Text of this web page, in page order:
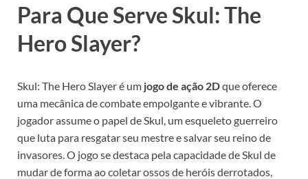
Para Que Serve Skul: The
Hero Slayer?
Skul: The Hero Slayer é um jogo de ação 2Dque oferece
uma mecânica de combate empolgante e vibrante. O
jogador assume o papel de Skul, um esqueleto guerreiro
que luta para resgatar seu mestre e salvar seu reino de
invasores. O jogo se destaca pela capacidade de Skul de
mudar de forma ao coletar ossos de heróis derrotados,